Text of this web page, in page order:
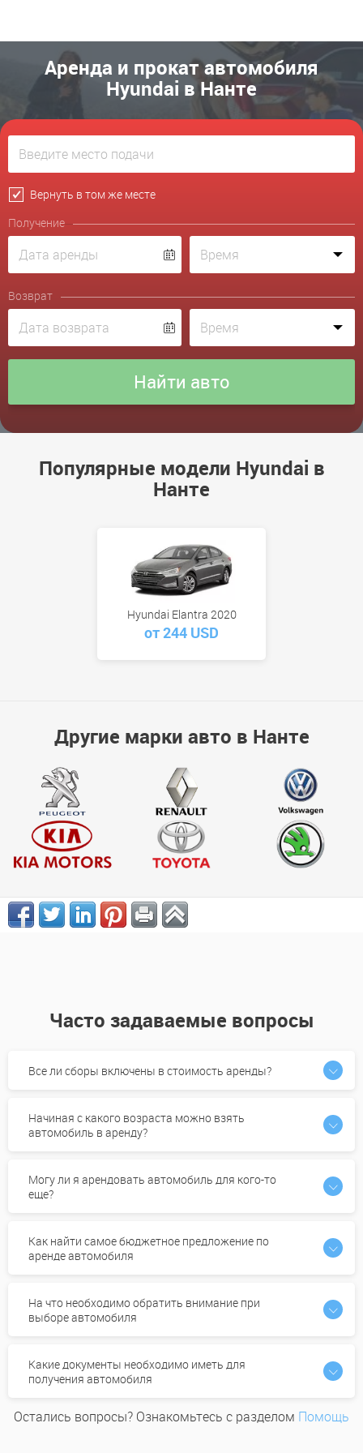
Аренда и прокат автомобиля
Hyundai в Нанте
Вернуть в том же месте
Получение
Возврат
Популярные модели Hyundai в
Нанте
Hyundai Elantra 2020
от 244 USD
Другие марки авто в Нанте
Часто задаваемые вопросы
Все ли сборы включены в стоимость аренды?
Начиная с какого возраста можно взять
автомобиль в аренду?
Могу ли я арендовать автомобиль для кого-то
еще?
Как найти самое бюджетное предложение по
аренде автомобиля
На что необходимо обратить внимание при
выборе автомобиля
Какие документы необходимо иметь для
получения автомобиля
Остались вопросы? Ознакомьтесь с разделом Помощь